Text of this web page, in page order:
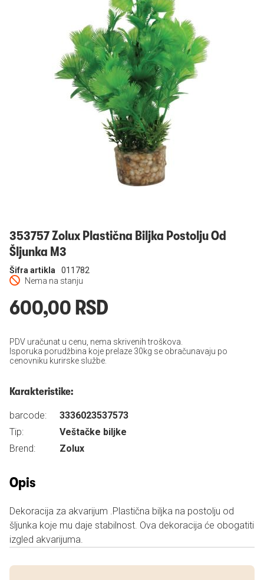
353757 Zolux Plastična Biljka Postolju Od
Šljunka M3
Nema na stanju
Šifra artikla 011782
600,00 RSD
PDV uračunat u cenu, nema skrivenih troškova.
Isporuka porudžbina koje prelaze 30kg se obračunavaju po
cenovniku kurirske službe.
Karakteristike:
barcode:
3336023537573
Tip:
Veštačke biljke
Brend:
Zolux
Opis
Dekoracija za akvarijum .Plastična biljka na postolju od
šljunka koje mu daje stabilnost. Ova dekoracija će obogatiti
izgled akvarijuma.